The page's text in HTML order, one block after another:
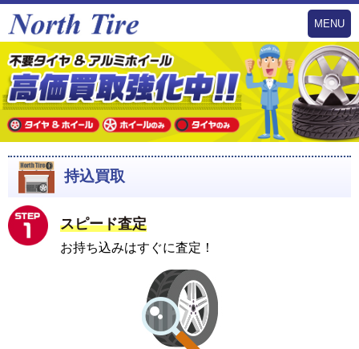
MENU
持込買取
スピード査定
お持ち込みはすぐに査定！